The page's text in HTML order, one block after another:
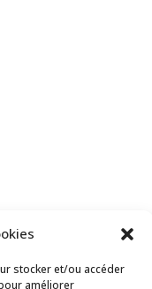
stocker et/ou accéder
améliorer